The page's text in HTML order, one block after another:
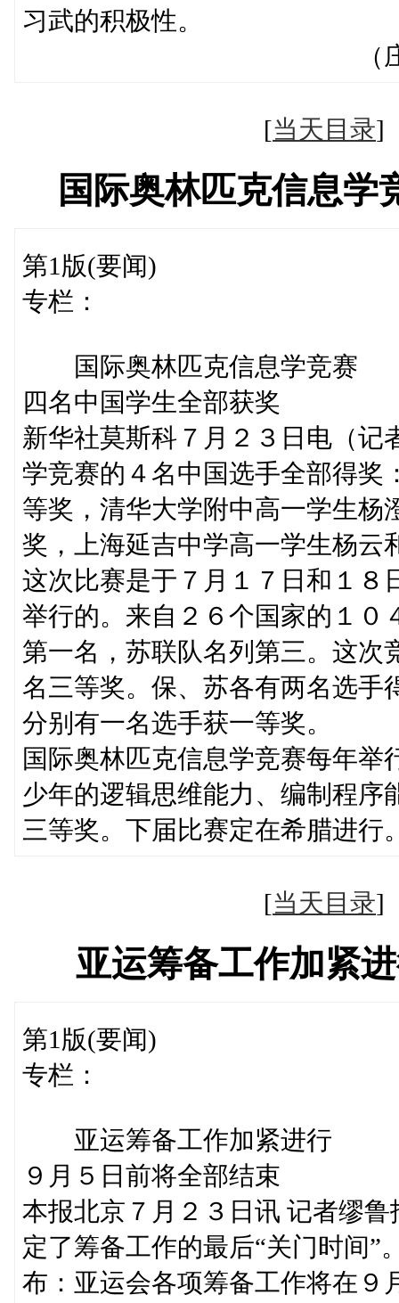
习武的积极性。
（庄聪生 荣
[当天目录
国际奥林匹克信息学
第1版(要闻)
专栏：
国际奥林匹克信息学竞赛
四名中国学生全部获奖
新华社莫斯科７月２３日电（记
学竞赛的４名中国选手全部得奖
等奖，清华大学附中高一学生杨
奖，上海延吉中学高一学生杨云
这次比赛是于７月１７日和１８
举行的。来自２６个国家的１０
第一名，苏联队名列第三。这次
名三等奖。保、苏各有两名选手
分别有一名选手获一等奖。
国际奥林匹克信息学竞赛每年
少年的逻辑思维能力、编制程序
三等奖。下届比赛定在希腊进行
[当天目录
亚运筹备工作加紧
第1版(要闻)
专栏：
亚运筹备工作加紧进行
９月５日前将全部结束
本报北京７月２３日讯 记者缪
定了筹备工作的最后“关门时间”
布：亚运会各项筹备工作将在９